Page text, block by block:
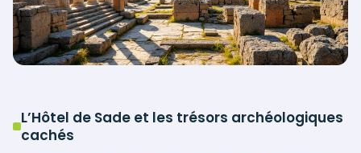
L’Hôtel de Sade et les trésors archéologiques
cachés